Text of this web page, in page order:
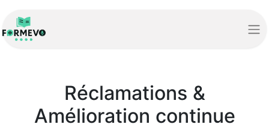
Réclamations &
Amélioration continue